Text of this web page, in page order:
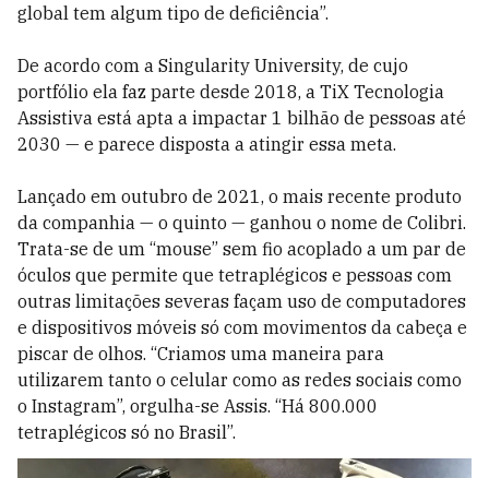
global tem algum tipo de deficiência”.
De acordo com a Singularity University, de cujo
portfólio ela faz parte desde 2018, a TiX Tecnologia
Assistiva está apta a impactar 1 bilhão de pessoas até
2030 — e parece disposta a atingir essa meta.
Lançado em outubro de 2021, o mais recente produto
da companhia — o quinto — ganhou o nome de Colibri.
Trata-se de um “mouse” sem fio acoplado a um par de
óculos que permite que tetraplégicos e pessoas com
outras limitações severas façam uso de computadores
e dispositivos móveis só com movimentos da cabeça e
piscar de olhos. “Criamos uma maneira para
utilizarem tanto o celular como as redes sociais como
o Instagram”, orgulha-se Assis. “Há 800.000
tetraplégicos só no Brasil”.